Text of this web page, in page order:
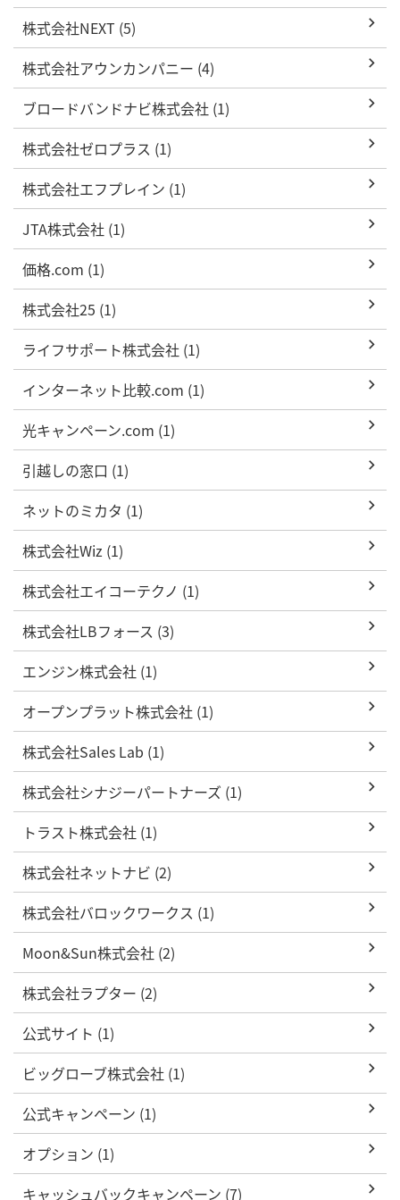
株式会社NEXT (5)
株式会社アウンカンパニー (4)
ブロードバンドナビ株式会社 (1)
株式会社ゼロプラス (1)
株式会社エフプレイン (1)
JTA株式会社 (1)
価格.com (1)
株式会社25 (1)
ライフサポート株式会社 (1)
インターネット比較.com (1)
光キャンペーン.com (1)
引越しの窓口 (1)
ネットのミカタ (1)
株式会社Wiz (1)
株式会社エイコーテクノ (1)
株式会社LBフォース (3)
エンジン株式会社 (1)
オープンプラット株式会社 (1)
株式会社Sales Lab (1)
株式会社シナジーパートナーズ (1)
トラスト株式会社 (1)
株式会社ネットナビ (2)
株式会社バロックワークス (1)
Moon&Sun株式会社 (2)
株式会社ラプター (2)
公式サイト (1)
ビッグローブ株式会社 (1)
公式キャンペーン (1)
オプション (1)
キャッシュバックキャンペーン (7)